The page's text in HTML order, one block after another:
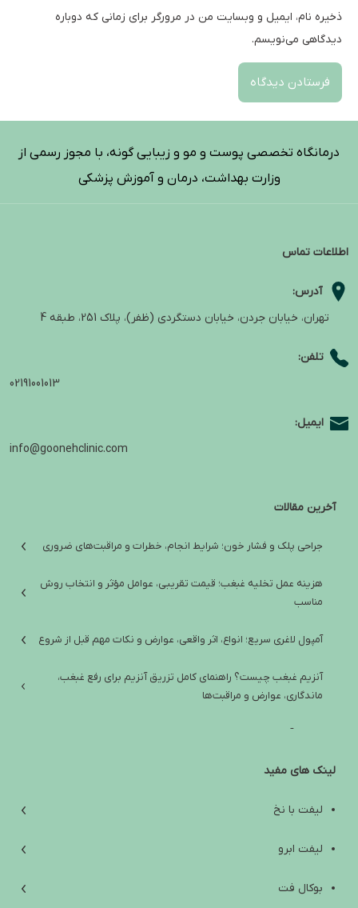
ذخیره نام، ایمیل و وبسایت من در مرورگر برای زمانی که دوباره
دیدگاهی می‌نویسم.
درمانگاه تخصصی پوست و مو و زیبایی گونه، با مجوز رسمی از
وزارت بهداشت، درمان و آموزش پزشکی
اطلاعات تماس
آدرس:
تهران، خیابان جردن، خیابان دستگردی (ظفر)، پلاک 251، طبقه 4
تلفن:
02191001013
ایمیل:
info@goonehclinic.com
آخرین مقالات
جراحی پلک و فشار خون؛ شرایط انجام، خطرات و مراقبت‌های ضروری
هزینه عمل تخلیه غبغب؛ قیمت تقریبی، عوامل مؤثر و انتخاب روش
مناسب
آمپول لاغری سریع؛ انواع، اثر واقعی، عوارض و نکات مهم قبل از شروع
آنزیم غبغب چیست؟ راهنمای کامل تزریق آنزیم برای رفع غبغب،
ماندگاری، عوارض و مراقبت‌ها
تفاوت آمپول لاغری ایرانی و خارجی؛ راهنمای انتخاب ایمن و واقع‌بینانه
آب کردن غبغب: از علت‌ها و تمرین‌های خانگی تا روش‌های کلینیکی مؤثر
افتادگی پوست زیر چانه؛ علت‌ها، راه‌های درمان و انتخاب بهترین روش
بهترین آمپول لاغری خارجی؛ راهنمای انتخاب ایمن بین اوزمپیک،
لینک های مفید
لیفت با نخ
لیفت ابرو
بوکال فت